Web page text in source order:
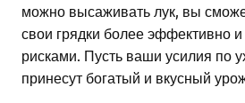
можно высаживать лук, вы
свои грядки более эффективно
рисками. Пусть ваши усилия по
принесут богатый и вкусный